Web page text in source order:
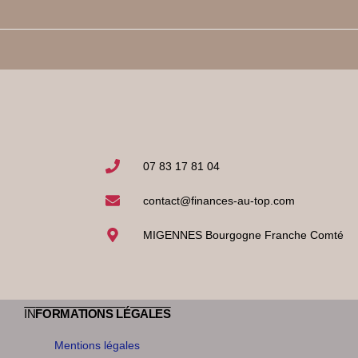
07 83 17 81 04
contact@finances-au-top.com
MIGENNES Bourgogne Franche Comté
IN FORMATIONS LÉGALES
Mentions légales